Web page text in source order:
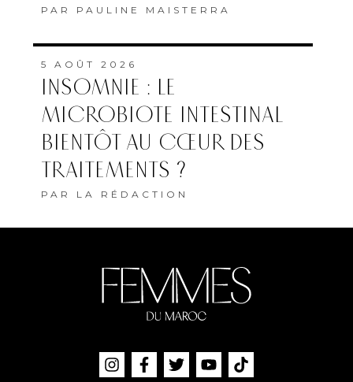
PAR PAULINE MAISTERRA
5 AOÛT 2026
INSOMNIE : LE
MICROBIOTE INTESTINAL
BIENTÔT AU CŒUR DES
TRAITEMENTS ?
PAR LA RÉDACTION